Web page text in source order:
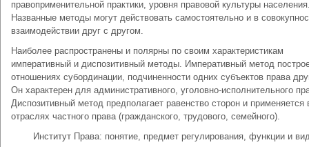
правоприменительной практики, уровня правовой культуры
Названные методы могут действовать самостоятельно и в
взаимодействии друг с другом.
Наиболее распространены и полярны по своим характеристикам
императивный и диспозитивный методы. Императивный метод
отношениях субординации, подчиненности одних субъектов права
Он характерен для административного, уголовно-исполнительного
Диспозитивный метод предполагает равенство сторон и применяется
отраслях частного права (гражданского, трудового, семейного).
Институт Права: понятие, предмет регулирования, функции и